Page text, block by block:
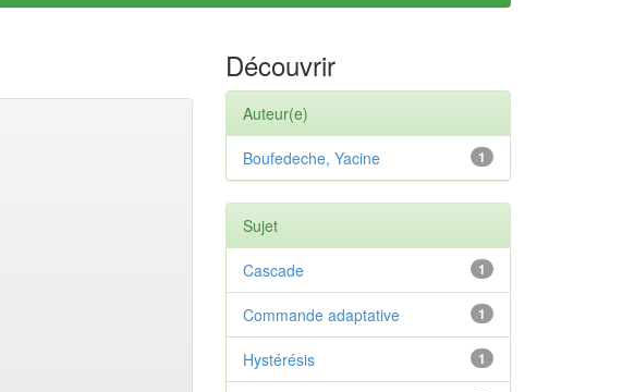
Découvrir
Auteur(e)
1
Boufedeche, Yacine
Sujet
1
Cascade
1
Commande adaptative
1
Hystérésis